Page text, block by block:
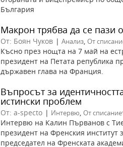
България
Макрон трябва да се пази
От: Боян Чуков | Анализ, От
Късно през нощта на 7 май на
президент на Петата република
държавен глава на Франция.
Въпросът за
истински проблем
От: a-specto | Интервю, От
Интервю на Калин Първанов с
президент на Френския
председател на Френската